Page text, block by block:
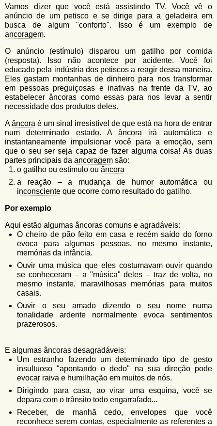
Vamos dizer que você está assistindo TV. Você vê o
anúncio de um petisco e se dirige para a geladeira em
busca de algum "conforto". Isso é um exemplo de
ancoragem.
O anúncio (estímulo) disparou um gatilho por comida
(resposta). Isso não acontece por acidente. Você foi
educado pela indústria dos petiscos a reagir dessa maneira.
Eles gastam montanhas de dinheiro para nos transformar
em pessoas preguiçosas e inativas na frente da TV, ao
estabelecer âncoras como essas para nos levar a sentir
necessidade dos produtos deles.
Aâncora é um sinal irresistível de que está na hora de entrar
num determinado estado. Aâncora irá automática e
instantaneamente impulsionar você para a emoção, sem
que o seu ser seja capaz de fazer alguma coisa! As duas
partes principais da ancoragem são:
o gatilho ou estímulo ou âncora
a reação – a mudança de humor automática ou
inconsciente que ocorre como resultado do gatilho.
Por exemplo
Aqui estão algumas âncoras comuns e agradáveis:
O cheiro de pão feito em casa e recém saído do forno
evoca para algumas pessoas, no mesmo instante,
memórias da infância.
Ouvir uma música que eles costumavam ouvir quando
se conheceram – a "música" deles – traz de volta, no
mesmo instante, maravilhosas memórias para muitos
casais.
Ouvir o seu amado dizendo o seu nome numa
tonalidade ardente normalmente evoca sentimentos
prazerosos.
E algumas âncoras desagradáveis:
Um estranho fazendo um determinado tipo de gesto
insultuoso "apontando o dedo" na sua direção pode
evocar raiva e humilhação em muitos de nós.
Dirigindo para casa, ao virar uma esquina, você se
depara com o trânsito todo engarrafado...
Receber, de manhã cedo, envelopes que você
reconhece serem contas, especialmente as referentes a